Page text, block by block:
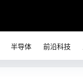
半导体 前沿科技